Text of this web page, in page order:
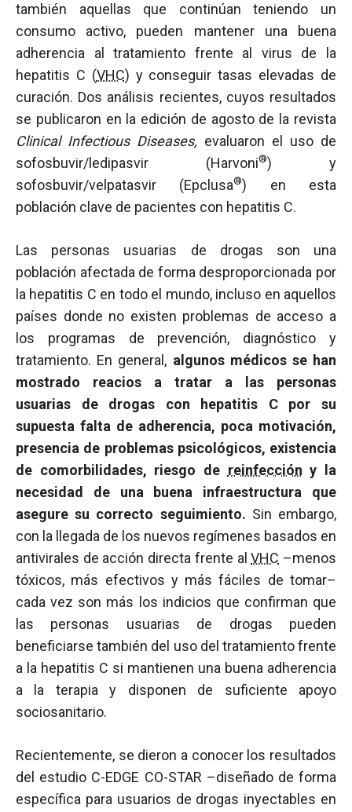
también aquellas que continúan teniendo un
consumo activo, pueden mantener una buena
adherencia al tratamiento frente al virus de la
hepatitis C (VHC) y conseguir tasas elevadas de
curación. Dos análisis recientes, cuyos resultados
se publicaron en la edición de agosto de la revista
Clinical Infectious Diseases, evaluaron el uso de
sofosbuvir/ledipasvir (Harvoni®) y
sofosbuvir/velpatasvir (Epclusa®) en esta
población clave de pacientes con hepatitis C.
Las personas usuarias de drogas son una
población afectada de forma desproporcionada por
la hepatitis C en todo el mundo, incluso en aquellos
países donde no existen problemas de acceso a
los programas de prevención, diagnóstico y
tratamiento. En general, algunos médicos se han
mostrado reacios a tratar a las personas
usuarias de drogas con hepatitis C por su
supuesta falta de adherencia, poca motivación,
presencia de problemas psicológicos, existencia
de comorbilidades, riesgo de reinfección y la
necesidad de una buena infraestructura que
asegure su correcto seguimiento. Sin embargo,
con la llegada de los nuevos regímenes basados en
antivirales de acción directa frente alVHC –menos
tóxicos, más efectivos y más fáciles de tomar–
cada vez son más los indicios que confirman que
las personas usuarias de drogas pueden
beneficiarse también del uso del tratamiento frente
a la hepatitis C si mantienen una buena adherencia
a la terapia y disponen de suficiente apoyo
sociosanitario.
Recientemente, se dieron a conocer los resultados
del estudio C-EDGE CO-STAR –diseñado de forma
específica para usuarios de drogas inyectables en